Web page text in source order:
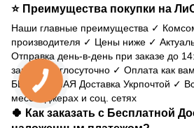
⭐ Преимущества покупки на
Наши главные преимущества ✓
производителя ✓ Цены ниже ✓
Отправка день-в-день при заказе до
заказы круглосуточно ✓ Оплата как
БЕСПЛАТНАЯ Доставка Укрпочтой ✓
мессенджерах и соц. сетях
🍀 Как заказать с Бесплатной